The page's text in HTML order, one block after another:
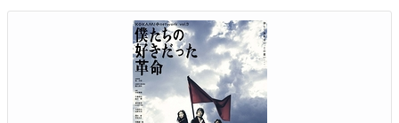
i